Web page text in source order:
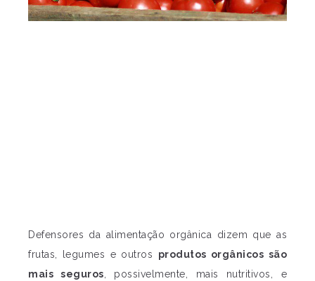
Defensores da alimentação orgânica dizem que as
frutas, legumes e outros produtos orgânicos são
mais seguros , possivelmente, mais nutritivos, e